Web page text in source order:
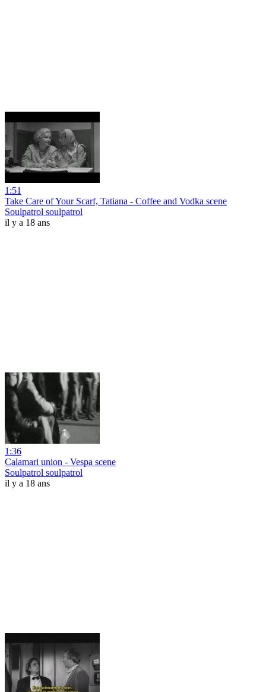
1:51
Take Care of Your Scarf, Tatiana - Coffee and Vodka scene
Soulpatrol soulpatrol
il y a 18 ans
1:36
Calamari union - Vespa scene
Soulpatrol soulpatrol
il y a 18 ans